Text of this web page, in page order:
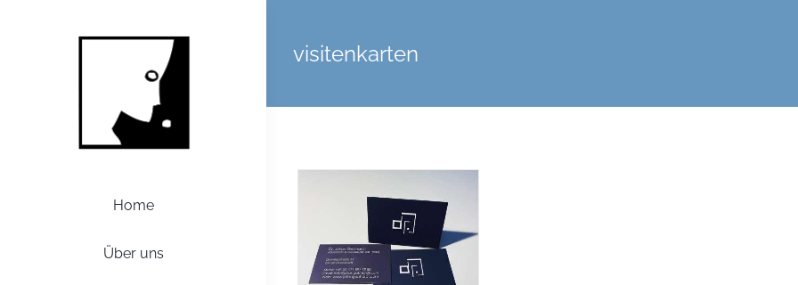
Home
Über uns
visitenkarten